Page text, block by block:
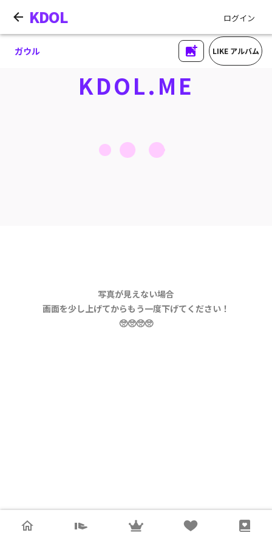
KDOL ログイン
ガウル LIKE アルバム
KDOL.ME
写真が見えない場合
画面を少し上げてからもう一度下げてください！
🥺🥺🥺🥺